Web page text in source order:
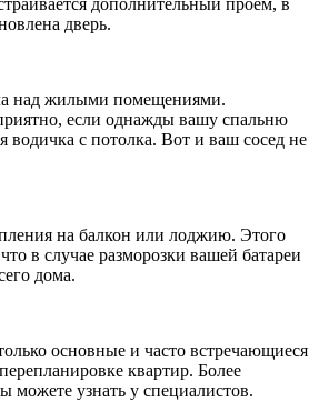
дополнительный проем, в
дверь.
над жилыми помещениями.
если однажды вашу спальню
водичка с потолка. Вот и ваш сосед не
на балкон или лоджию. Этого
в случае разморозки вашей батареи
дома.
основные и часто встречающиеся
квартир. Более
можете узнать у специалистов.